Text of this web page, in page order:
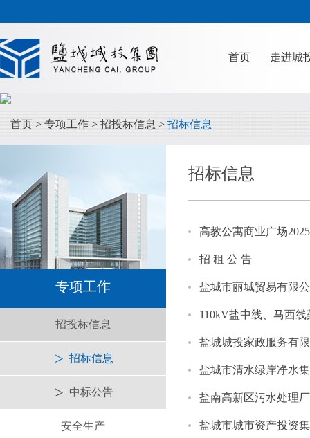
首页 走进城
首页 > 专项工作 > 招投标信息 > 招标信息
专项工作
招投标信息
招标信息
中标公告
安全生产
招标信息
高教公寓商业广场
招 租 公 告
盐城市丽城贸易有限
110kV盐中线、马西
盐城城投家政服务有
盐城市清水绿岸净水